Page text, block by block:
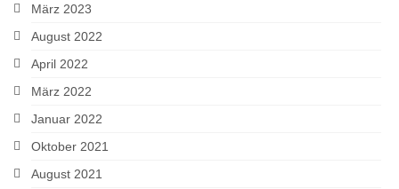
März 2023
August 2022
April 2022
März 2022
Januar 2022
Oktober 2021
August 2021